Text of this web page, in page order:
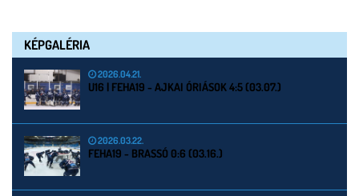
KÉPGALÉRIA
2026.04.21.
U16 | FEHA19 - AJKAI ÓRIÁSOK 4:5 (03.07.)
2026.03.22.
FEHA19 - BRASSÓ 0:6 (03.16.)